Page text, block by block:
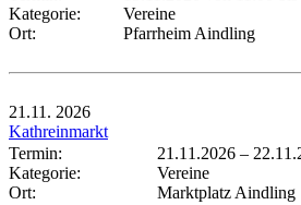
Kategorie:
Vereine
Ort:
Pfarrheim Aindling
21.11. 2026
Kathreinmarkt
Termin:
21.11.2026 –
Kategorie:
Vereine
Ort:
Marktplatz Aindling